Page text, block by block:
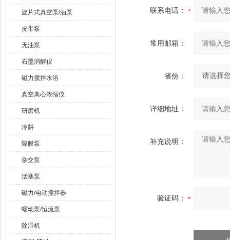
旋片式真空泵/油泵
皮带泵
无油泵
石墨消解仪
磁力搅拌水浴
真空离心浓缩仪
研磨机
冷阱
隔膜泵
杂交泵
活塞泵
磁力/电动搅拌器
蠕动泵/恒流泵
除湿机
联系电话：
常用邮箱：
省份：
详细地址：
补充说明：
验证码：